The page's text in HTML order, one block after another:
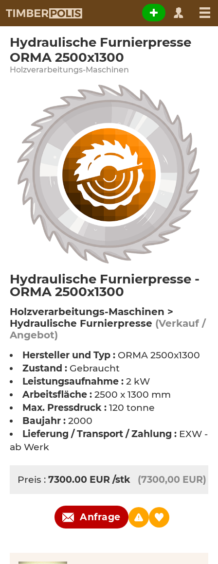
Hydraulische Furnierpresse
ORMA 2500x1300
Holzverarbeitungs-Maschinen
Hydraulische Furnierpresse -
ORMA 2500x1300
Holzverarbeitungs-Maschinen >
Hydraulische Furnierpresse (Verkauf /
Angebot)
Hersteller und Typ : ORMA 2500x1300
Zustand : Gebraucht
Leistungsaufnahme : 2 kW
Arbeitsfläche : 2500 x 1300 mm
Max. Pressdruck : 120 tonne
Baujahr : 2000
Lieferung / Transport / Zahlung : EXW -
ab Werk
Preis : 7300.00 EUR /stk (7300,00 EUR)
Anfrage